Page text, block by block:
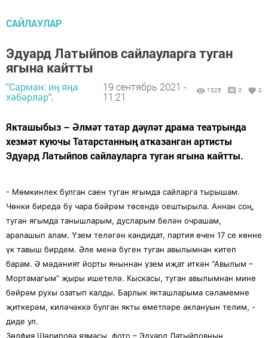
САЙЛАУЛАР
Эдуард Латыйпов сайлауларга туган
ягына кайтты
"Сарман: иң яңа
хәбәрләр",
19 сентябрь 2021 -
11:21
1325 0 0
Якташыбыз – Әлмәт татар дәүләт драма театрында
хезмәт куючы Татарстанның атказанган артисты
Эдуард Латыйпов сайлауларга туган ягына кайтты.
- Мөмкинлек булган саен туган ягымда сайларга тырышам.
Чөнки биредә бу чара бәйрәм төсендә оештырыла. Аннан соң,
туган ягымда танышларым, дусларым белән очрашам,
аралашып алам. Үзем теләгән кандидат, партия өчен 17 се көнне
үк тавыш бирдем. Әле менә бүген туган авылымнан китеп
барам. Ә мәдәният йорты яныннан үзем иҗат иткән “Авылым –
Мортамагым” җыры ишетелә. Кыскасы, туган авылымнан мине
бәйрәм рухы озатып калды. Барлык якташларыма сәламемне
җиткерәм, киләчәккә булган якты өметләре аклануын телим, -
диде ул.
Зөлфия Шәрипова язмасы, фото – Эдуард Латыйповның